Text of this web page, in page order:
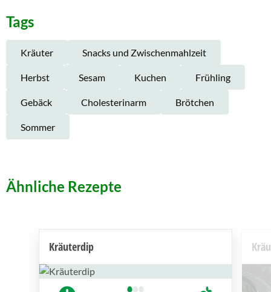
Tags
Kräuter Snacks und Zwischenmahlzeit
Herbst Sesam Kuchen Frühling
Gebäck Cholesterinarm Brötchen
Sommer
Ähnliche Rezepte
Kräuterdip